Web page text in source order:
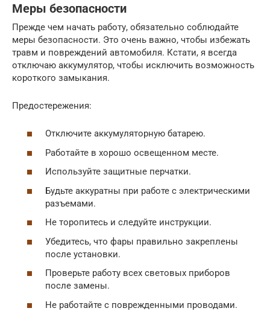
Меры безопасности
Прежде чем начать работу, обязательно соблюдайте
меры безопасности. Это очень важно, чтобы избежать
травм и повреждений автомобиля. Кстати, я всегда
отключаю аккумулятор, чтобы исключить возможность
короткого замыкания.
Предостережения:
Отключите аккумуляторную батарею.
Работайте в хорошо освещенном месте.
Используйте защитные перчатки.
Будьте аккуратны при работе с электрическими
разъемами.
Не торопитесь и следуйте инструкции.
Убедитесь, что фары правильно закреплены
после установки.
Проверьте работу всех световых приборов
после замены.
Не работайте с поврежденными проводами.